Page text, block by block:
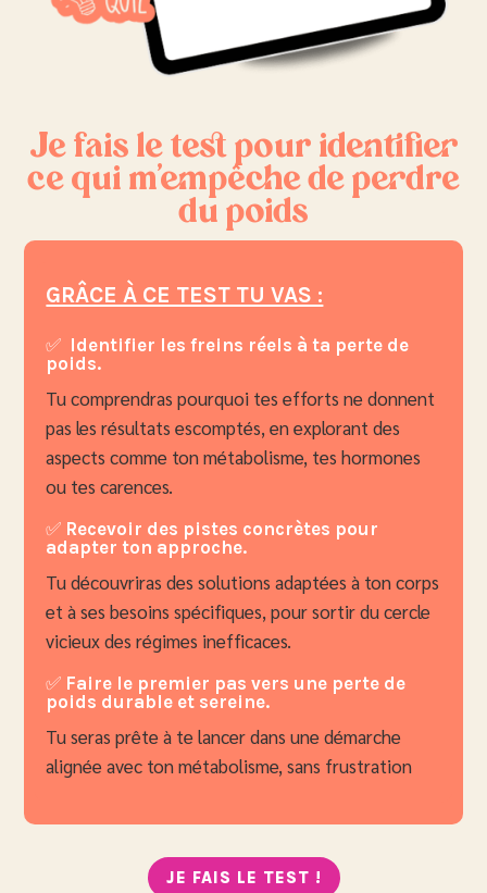
Je fais le test pour identifier
ce qui m’empêche de perdre
du poids
GRÂCE À CE TEST TU VAS :
✅ Identifier les freins réels à ta perte de
poids.
Tu comprendras pourquoi tes efforts ne donnent
pas les résultats escomptés, en explorant des
aspects comme ton métabolisme, tes hormones
ou tes carences.
✅ Recevoir des pistes concrètes pour
adapter ton approche.
Tu découvriras des solutions adaptées à ton corps
et à ses besoins spécifiques, pour sortir du cercle
vicieux des régimes inefficaces.
✅ Faire le premier pas vers une perte de
poids durable et sereine.
Tu seras prête à te lancer dans une démarche
alignée avec ton métabolisme, sans frustration
JE FAIS LE TEST !